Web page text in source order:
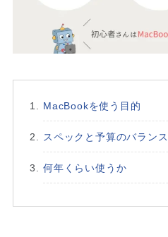
MacBookを使う目的
スペックと予算のバランス
何年くらい使うか